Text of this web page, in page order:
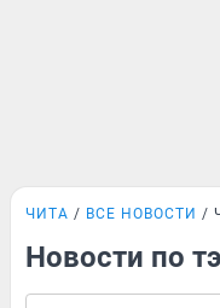
ЧИТА ВСЕ НОВОСТИ
Новости по